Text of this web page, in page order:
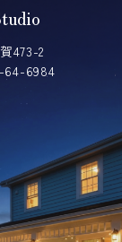
473-2
64-6984